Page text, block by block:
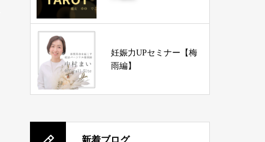
妊娠力UPセミナー【梅
雨編】
新着ブログ